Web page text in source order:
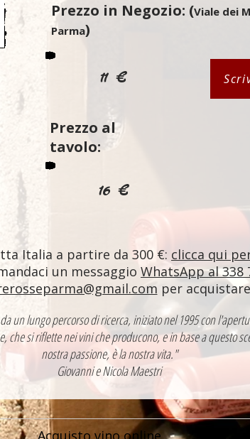
Prezzo in Negozio: (Viale dei
Parma)
11 €
Prezzo al
tavolo:
16 €
Italia a partire da 300 €: clicca qui
un messaggio WhatsApp al 338
per
un lungo percorso di ricerca, iniziato nel 1995 con
che si riflette nei vini che producono, e in base a questo
nostra passione, è la nostra vita."
Giovanni e Nicola Maestri
Acquisto vino online